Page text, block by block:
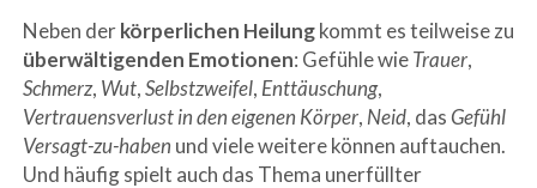
Neben derkörperlichen Heilungkommt es teilweise zu
überwältigenden Emotionen: Gefühle wieTrauer,
Schmerz, Wut,Selbstzweifel, Enttäuschung,
Vertrauensverlust in den eigenen Körper, Neid, dasGefühl
Versagt-zu-haben und viele weitere können auftauchen.
Und häufig spielt auch das Thema unerfüllter